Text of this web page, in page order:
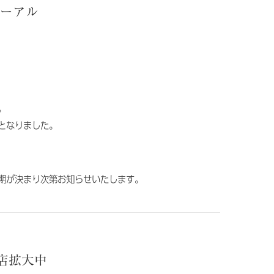
アル
りました。
決まり次第お知らせいたします。
拡大中